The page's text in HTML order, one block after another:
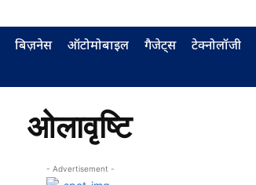
बिज़नेस ऑटोमोबाइल गैजेट्स टेक्नोलॉजी
ओलावृष्टि
- Advertisement -